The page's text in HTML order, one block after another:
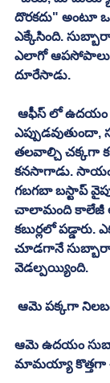
దొరకదు" అంటూ
ఎక్కేసింది.
ఎలాగో ఆపసోపాలు
దూరేసాడు.
తలవాల్చి చక్కగా
కనసాగాడు.
గబగబా బస్టాప్
చాలామంది కాలేజీ
కబుర్లలో
చూడగానే
వెడల్పయ్యింది.
ఆమె పక్కగా
ఆమె ఉదయం
మామయ్యా కొత్తగా ఈ